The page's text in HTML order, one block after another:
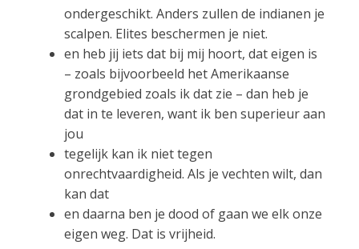
ondergeschikt. Anders zullen de indianen je
scalpen. Elites beschermen je niet.
en heb jij iets dat bij mij hoort, dat eigen is
– zoals bijvoorbeeld het Amerikaanse
grondgebied zoals ik dat zie – dan heb je
dat in te leveren, want ik ben superieur aan
jou
tegelijk kan ik niet tegen
onrechtvaardigheid. Als je vechten wilt, dan
kan dat
en daarna ben je dood of gaan we elk onze
eigen weg. Dat is vrijheid.